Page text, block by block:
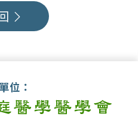
位：